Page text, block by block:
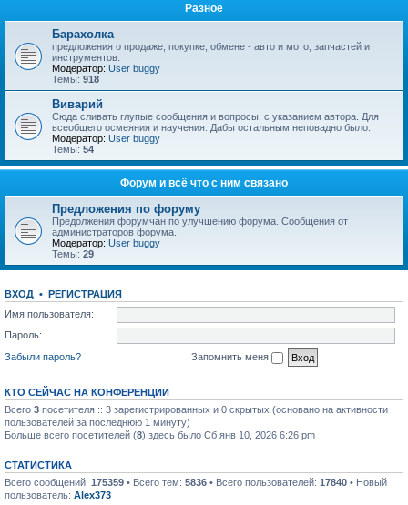
Разное
Барахолка
предложения о продаже, покупке, обмене - авто и мото, запчастей и
инструментов.
Модератор: User buggy
Темы: 918
Виварий
Сюда сливать глупые сообщения и вопросы, с указанием автора. Для
всеобщего осмеяния и научения. Дабы остальным неповадно было.
Модератор: User buggy
Темы: 54
Форум и всё что с ним связано
Предложения по форуму
Предолжения форумчан по улучшению форума. Сообщения от
администраторов форума.
Модератор: User buggy
Темы: 29
ВХОД • РЕГИСТРАЦИЯ
Имя пользователя:
Пароль:
Забыли пароль?
Запомнить меня
КТО СЕЙЧАС НА КОНФЕРЕНЦИИ
Всего 3 посетителя :: 3 зарегистрированных и 0 скрытых (основано на активности
пользователей за последнюю 1 минуту)
Больше всего посетителей (8) здесь было Сб янв 10, 2026 6:26 pm
СТАТИСТИКА
Всего сообщений: 175359 • Всего тем: 5836 • Всего пользователей: 17840 • Новый
пользователь: Alex373